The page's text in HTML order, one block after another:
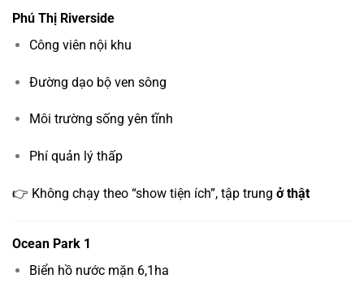
Phú Thị Riverside
Công viên nội khu
Đường dạo bộ ven sông
Môi trường sống yên tĩnh
Phí quản lý thấp
👉 Không chạy theo “show tiện ích”, tập trung ở thật
Ocean Park 1
Biển hồ nước mặn 6,1ha